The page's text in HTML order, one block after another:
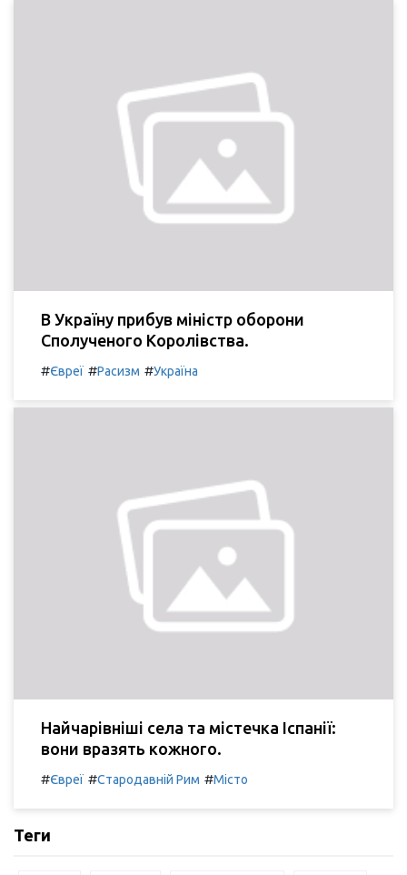
В Україну прибув міністр оборони
Сполученого Королівства.
#Євреї #Расизм #Україна
Найчарівніші села та містечка Іспанії:
вони вразять кожного.
#Євреї #Стародавній Рим #Місто
Теги